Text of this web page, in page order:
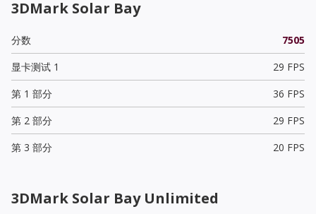
3DMark Solar Bay
分数
7505
显卡测试 1
29 FPS
第 1 部分
36 FPS
第 2 部分
29 FPS
第 3 部分
20 FPS
3DMark Solar Bay Unlimited